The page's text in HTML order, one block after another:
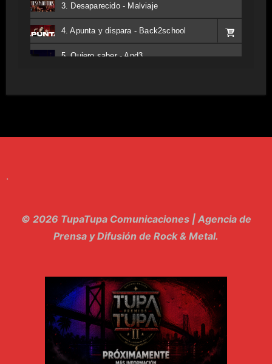
3. Desaparecido - Malviaje
4. Apunta y dispara - Back2school
5. Quiero saber - And3
14. Llanto en el Cielo - Carmaleon
15. Pachakuti - Pleia
16. Demuestro Mi Fe - Epidemia Rapcore
17. Kamikaze - La Pvta Electrica
.
© 2026 TupaTupa Comunicaciones | Agencia de
Prensa y Difusión de Rock & Metal.